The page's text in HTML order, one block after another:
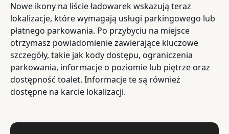
Nowe ikony na liście ładowarek wskazują teraz
lokalizacje, które wymagają usługi parkingowego lub
płatnego parkowania. Po przybyciu na miejsce
otrzymasz powiadomienie zawierające kluczowe
szczegóły, takie jak kody dostępu, ograniczenia
parkowania, informacje o poziomie lub piętrze oraz
dostępność toalet. Informacje te są również
dostępne na karcie lokalizacji.